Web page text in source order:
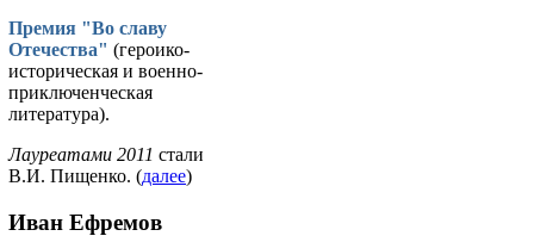
Премия "Во славу
Отечества" (героико-
историческая и военно-
приключенческая
литература).
Лауреатами 2011 стали
В.И. Пищенко. (далее)
Иван Ефремов